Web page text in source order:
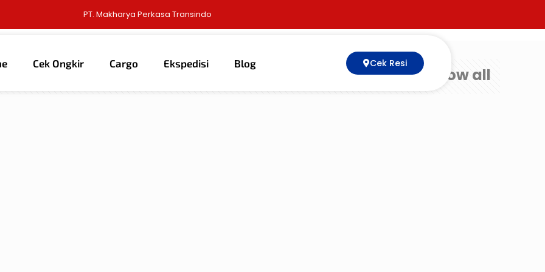
PT. Makharya Perkasa Transindo
Cek Ongkir Cargo Ekspedisi Blog Cek Resi
Show all